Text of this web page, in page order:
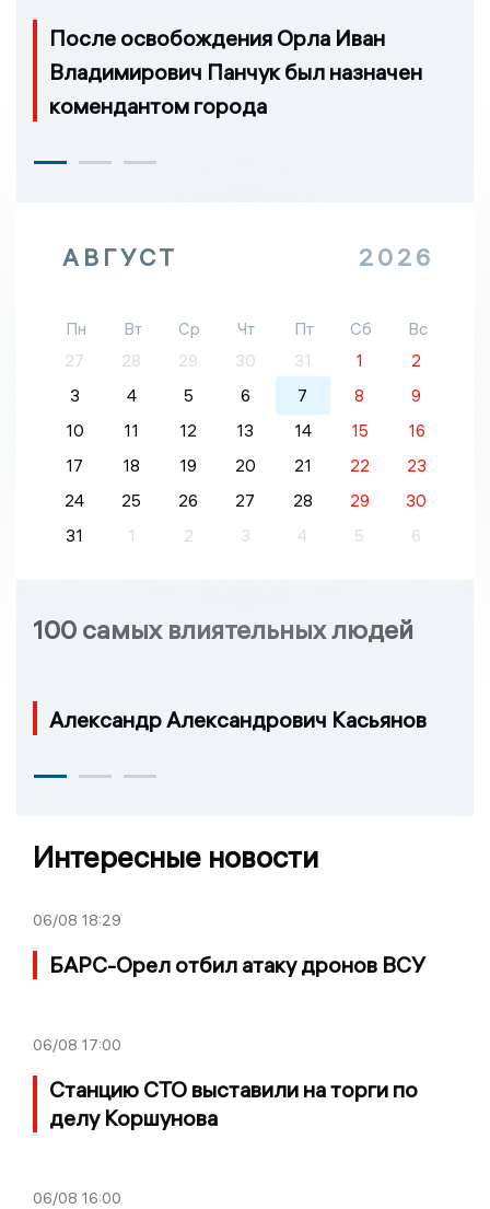
После освобождения Орла Иван
Владимирович Панчук был назначен
комендантом города
АВГУСТ 2026
Пн Вт Ср Чт Пт Сб
Вс
27
28 29 30 31 1
2
3
4 5 6 7 8
9
10
11 12 13 14 15
16
17
18 19 20 21 22
23
24
25 26 27 28 29
30
31
1 2 3 4 5 6
100 самых влиятельных людей
Александр Александрович Касьянов
Интересные новости
06/08 18:29
БАРС-Орел отбил атаку дронов ВСУ
06/08 17:00
Станцию СТО выставили на торги по
делу Коршунова
06/08 16:00